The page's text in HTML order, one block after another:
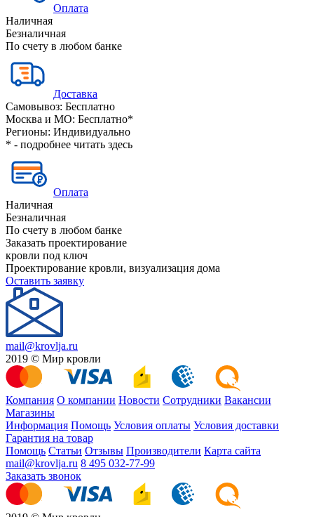
Оплата
Наличная
Безналичная
По счету в любом банке
Доставка
Самовывоз: Бесплатно
Москва и МО: Бесплатно*
Регионы: Индивидуально
* - подробнее читать здесь
Оплата
Наличная
Безналичная
По счету в любом банке
Заказать проектирование
кровли под ключ
Проектирование кровли, визуализация дома
Оставить заявку
mail@krovlja.ru
2019 © Мир кровли
Компания О компании Новости Сотрудники Вакансии
Магазины
Информация Помощь Условия оплаты Условия доставки
Гарантия на товар
Помощь Статьи Отзывы Производители Карта сайта
mail@krovlja.ru 8 495 032-77-99
Заказать звонок